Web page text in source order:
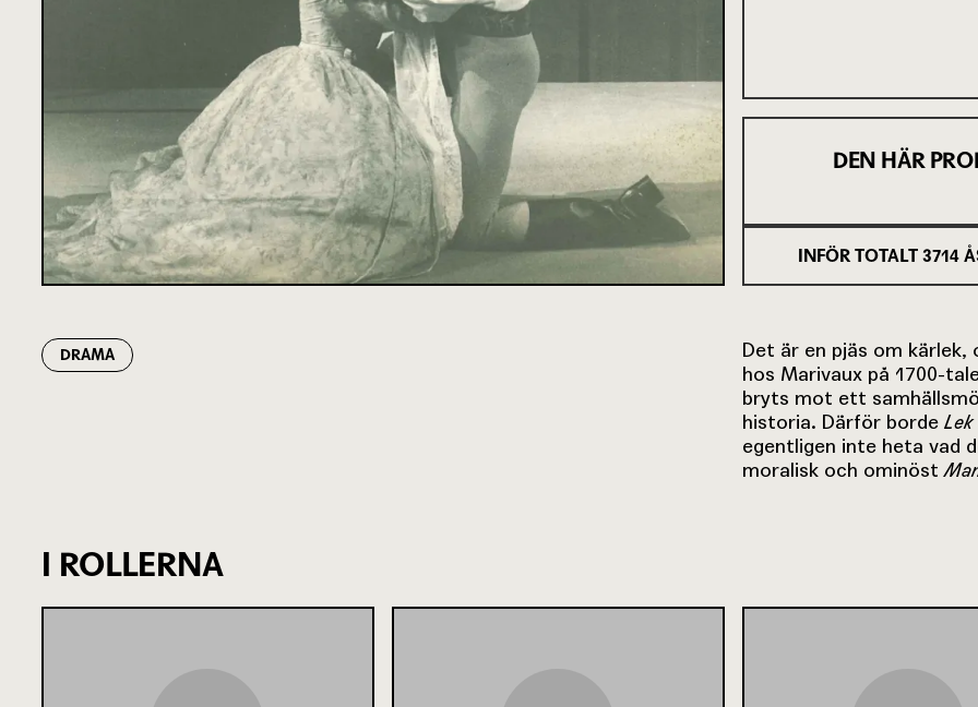
DEN HÄR
INFÖR TOTALT 3714
DRAMA
Det är en pjäs om kärlek,
hos Marivaux på 1700-
bryts mot ett
historia. Därför borde
egentligen inte heta vad
moralisk och ominöst
I ROLLERNA